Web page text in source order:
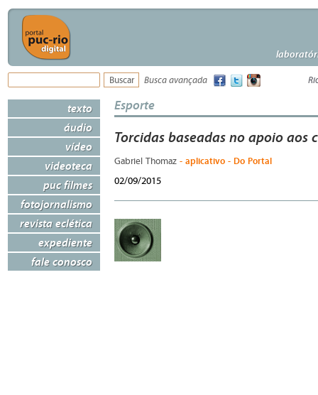
Busca avançada
texto
áudio
vídeo
videoteca
puc filmes
fotojornalismo
revista eclética
expediente
fale conosco
Esporte
Torcidas baseadas no apoio
Gabriel Thomaz - aplicativo - Do Portal
02/09/2015